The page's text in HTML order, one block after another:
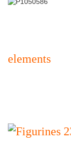
elements